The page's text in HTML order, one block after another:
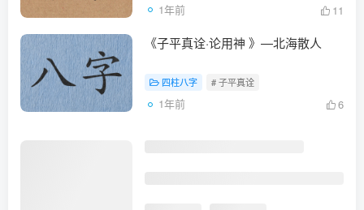
1年前 11
《子平真诠·论用神 》—北海散人
四柱八字 # 子平真诠
1年前 6